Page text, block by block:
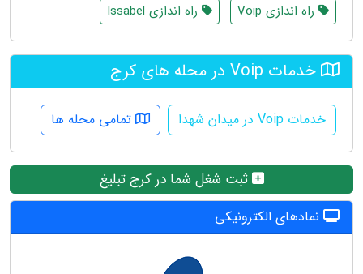
راه اندازی Voip
راه اندازی Issabel
خدمات Voip در محله های کرج
خدمات Voip در میدان شهدا تمامی محله ها
ثبت شغل شما در کرج تبلیغ
نمادهای الکترونیکی